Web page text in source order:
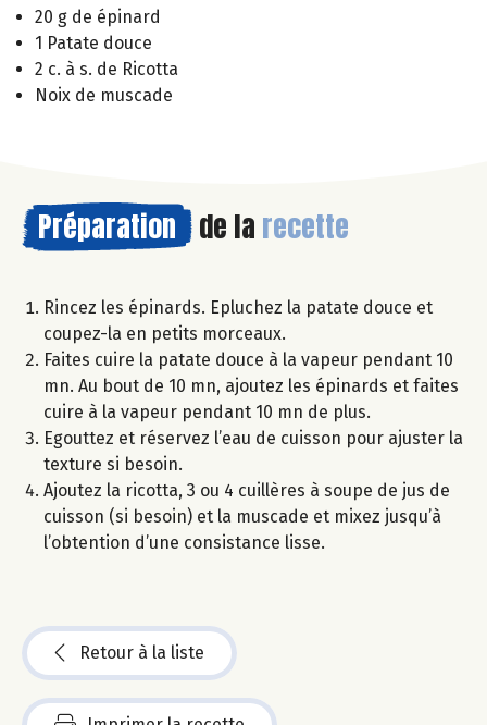
20 g de épinard
1 Patate douce
2 c. à s. de Ricotta
Noix de muscade
Préparation de la recette
Rincez les épinards. Epluchez la patate douce et
coupez-la en petits morceaux.
Faites cuire la patate douce à la vapeur pendant 10
mn. Au bout de 10 mn, ajoutez les épinards et faites
cuire à la vapeur pendant 10 mn de plus.
Egouttez et réservez l’eau de cuisson pour ajuster la
texture si besoin.
Ajoutez la ricotta, 3 ou 4 cuillères à soupe de jus de
cuisson (si besoin) et la muscade et mixez jusqu’à
l’obtention d’une consistance lisse.
Retour à la liste